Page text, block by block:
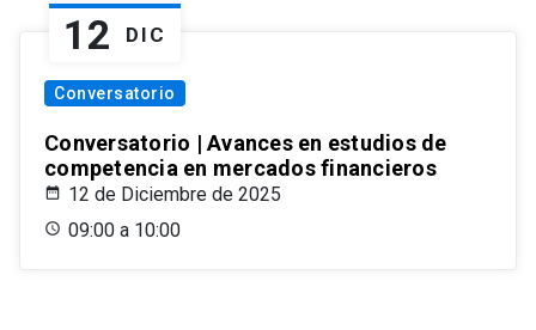
12 DIC
Conversatorio
Conversatorio | Avances en estudios de
competencia en mercados financieros
12 de Diciembre de 2025
09:00 a 10:00